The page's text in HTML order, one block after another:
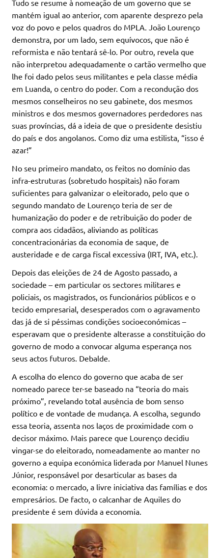
Tudo se resume à nomeação de um governo que se
mantém igual ao anterior, com aparente desprezo pela
voz do povo e pelos quadros do MPLA. João Lourenço
demonstra, por um lado, sem equívocos, que não é
reformista e não tentará sê-lo. Por outro, revela que
não interpretou adequadamente o cartão vermelho que
lhe foi dado pelos seus militantes e pela classe média
em Luanda, o centro do poder. Com a recondução dos
mesmos conselheiros no seu gabinete, dos mesmos
ministros e dos mesmos governadores perdedores nas
suas províncias, dá a ideia de que o presidente desistiu
do país e dos angolanos. Como diz uma estilista, “isso é
azar!”
No seu primeiro mandato, os feitos no domínio das
infra-estruturas (sobretudo hospitais) não foram
suficientes para galvanizar o eleitorado, pelo que o
segundo mandato de Lourenço teria de ser de
humanização do poder e de retribuição do poder de
compra aos cidadãos, aliviando as políticas
concentracionárias da economia de saque, de
austeridade e de carga fiscal excessiva (IRT, IVA, etc.).
Depois das eleições de 24 de Agosto passado, a
sociedade – em particular os sectores militares e
policiais, os magistrados, os funcionários públicos e o
tecido empresarial, desesperados com o agravamento
das já de si péssimas condições socioeconómicas –
esperavam que o presidente alterasse a constituição do
governo de modo a convocar alguma esperança nos
seus actos futuros. Debalde.
A escolha do elenco do governo que acaba de ser
nomeado parece ter-se baseado na “teoria do mais
próximo”, revelando total ausência de bom senso
político e de vontade de mudança. A escolha, segundo
essa teoria, assenta nos laços de proximidade com o
decisor máximo. Mais parece que Lourenço decidiu
vingar-se do eleitorado, nomeadamente ao manter no
governo a equipa económica liderada por Manuel Nunes
Júnior, responsável por desarticular as bases da
economia: o mercado, a livre iniciativa das famílias e dos
empresários. De facto, o calcanhar de Aquiles do
presidente é sem dúvida a economia.